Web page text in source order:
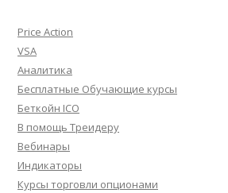
Price Action
VSA
Аналитика
Бесплатные Обучающие курсы
Беткойн ICO
В помощь Треидеру
Вебинары
Индикаторы
Курсы торговли опционами